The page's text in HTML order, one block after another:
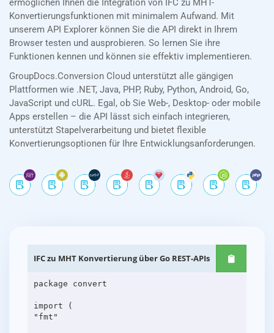
ermöglichen Ihnen die Integration von IFC zu MHT-
Konvertierungsfunktionen mit minimalem Aufwand. Mit
unserem API Explorer können Sie die API direkt in Ihrem
Browser testen und ausprobieren. So lernen Sie ihre
Funktionen kennen und können sie effektiv implementieren.
GroupDocs.Conversion Cloud unterstützt alle gängigen
Plattformen wie .NET, Java, PHP, Ruby, Python, Android, Go,
JavaScript und cURL. Egal, ob Sie Web-, Desktop- oder mobile
Apps erstellen – die API lässt sich einfach integrieren,
unterstützt Stapelverarbeitung und bietet flexible
Konvertierungsoptionen für Ihre Entwicklungsanforderungen.
IFC zu MHT Konvertierung über Go REST-APIs
package convert
import (
"fmt"